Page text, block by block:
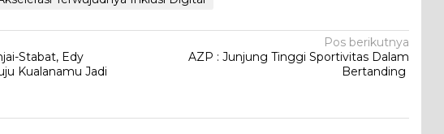
Stabat, Edy
Kualanamu Jadi
Pos berikutnya
AZP : Junjung Tinggi Sportivitas Dalam
Bertanding